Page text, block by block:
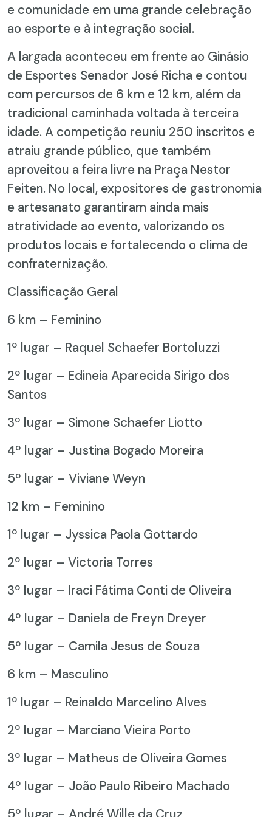
e comunidade em uma grande celebração
ao esporte e à integração social.
A largada aconteceu em frente ao Ginásio
de Esportes Senador José Richa e contou
com percursos de 6 km e 12 km, além da
tradicional caminhada voltada à terceira
idade. A competição reuniu 250 inscritos e
atraiu grande público, que também
aproveitou a feira livre na Praça Nestor
Feiten. No local, expositores de gastronomia
e artesanato garantiram ainda mais
atratividade ao evento, valorizando os
produtos locais e fortalecendo o clima de
confraternização.
Classificação Geral
6 km – Feminino
1º lugar – Raquel Schaefer Bortoluzzi
2º lugar – Edineia Aparecida Sirigo dos
Santos
3º lugar – Simone Schaefer Liotto
4º lugar – Justina Bogado Moreira
5º lugar – Viviane Weyn
12 km – Feminino
1º lugar – Jyssica Paola Gottardo
2º lugar – Victoria Torres
3º lugar – Iraci Fátima Conti de Oliveira
4º lugar – Daniela de Freyn Dreyer
5º lugar – Camila Jesus de Souza
6 km – Masculino
1º lugar – Reinaldo Marcelino Alves
2º lugar – Marciano Vieira Porto
3º lugar – Matheus de Oliveira Gomes
4º lugar – João Paulo Ribeiro Machado
5º lugar – André Wille da Cruz